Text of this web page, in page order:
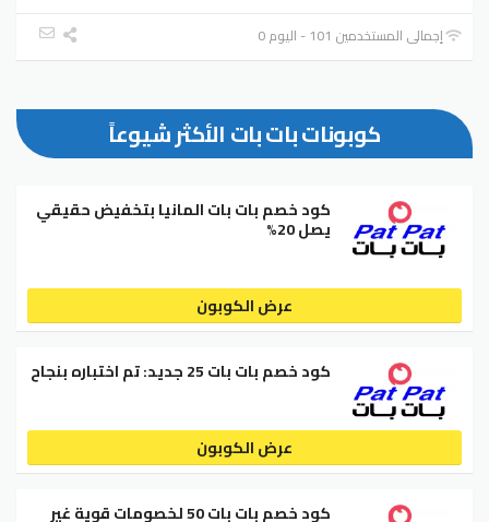
إجمالي المستخدمين 101 - اليوم 0
كوبونات بات بات الأكثر شيوعاً
كود خصم بات بات المانيا بتخفيض حقيقي
يصل 20%
عرض الكوبون
كود خصم بات بات 25 جديد: تم اختباره بنجاح
عرض الكوبون
كود خصم بات بات 50 لخصومات قوية غير